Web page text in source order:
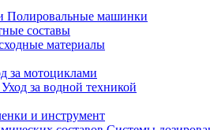
Полировальные машинки
составы
материалы
за мотоциклами
Уход за водной техникой
и инструмент